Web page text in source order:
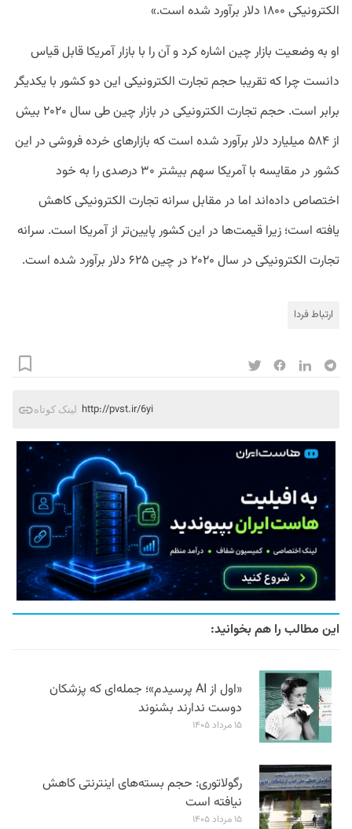
الکترونیکی ۱۸۰۰ دلار برآورد شده است.»
او به وضعیت بازار چین اشاره کرد و آن را با بازار آمریکا قابل قیاس
دانست چرا که تقریبا حجم تجارت الکترونیکی این دو کشور با یکدیگر
برابر است. حجم تجارت الکترونیکی در بازار چین طی سال ۲۰۲۰ بیش
از ۵۸۴ میلیارد دلار برآورد شده است که بازارهای خرده فروشی در این
کشور در مقایسه با آمریکا سهم بیشتر ۳۰ درصدی را به خود
اختصاص داده‌اند اما در مقابل سرانه تجارت الکترونیکی کاهش
یافته است؛ زیرا قیمت‌ها در این کشور پایین‌تر از آمریکا است. سرانه
تجارت الکترونیکی در سال ۲۰۲۰ در چین ۶۲۵ دلار برآورد شده است.
ارتباط فردا
لینک کوتاه http://pvst.ir/6yi
این مطالب را هم بخوانید:
«اول از AI پرسیدم»؛ جمله‌ای که پزشکان
دوست ندارند بشنوند
۱۵ مرداد ۱۴۰۵
رگولاتوری: حجم بسته‌های اینترنتی کاهش
نیافته است
۱۵ مرداد ۱۴۰۵